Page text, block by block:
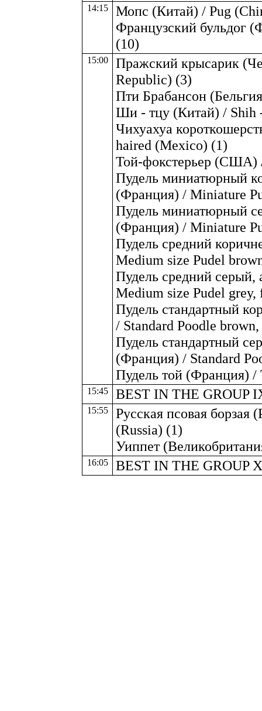
14:15
Мопс (Китай) / Pug
Французский бульдог
(10)
15:00
Пражский крысарик
Republic) (3)
Пти Брабансон
Ши - тцу (Китай) / Shih
Чихуахуа
haired (Mexico) (1)
Той-фокстерьер (США)
Пудель миниатюрный
(Франция) / Miniature
Пудель миниатюрный
(Франция) / Miniature
Пудель средний
Medium size Pudel
Пудель средний
Medium size Pudel
Пудель стандартный
/ Standard Poodle
Пудель стандартный
(Франция) / Standard
Пудель той (Франция) /
15:45 BEST IN THE GROUP
15:55
Русская псовая борзая
(Russia) (1)
Уиппет
16:05 BEST IN THE GROUP X